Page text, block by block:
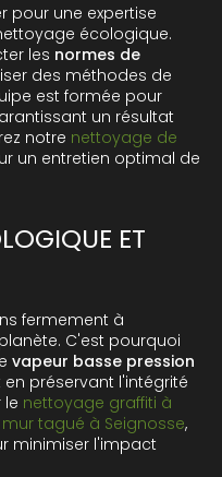
pour une expertise
écologique.
les normes de
des méthodes de
est formée pour
un résultat
notre nettoyage de
un entretien optimal de
ET
fermement à
C'est pourquoi
vapeur basse pression
préservant l'intégrité
le nettoyage graffiti à
mur tagué à Seignosse,
minimiser l'impact